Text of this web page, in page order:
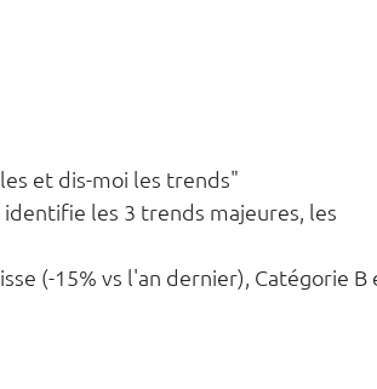
et dis-moi les trends"
les 3 trends majeures, les
(-15% vs l'an dernier), Catégorie B